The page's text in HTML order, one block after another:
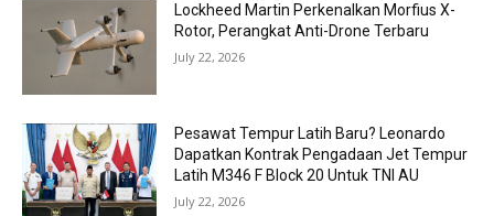
Lockheed Martin Perkenalkan Morfius X-
Rotor, Perangkat Anti-Drone Terbaru
July 22, 2026
Pesawat Tempur Latih Baru? Leonardo
Dapatkan Kontrak Pengadaan Jet Tempur
Latih M346 F Block 20 Untuk TNI AU
July 22, 2026